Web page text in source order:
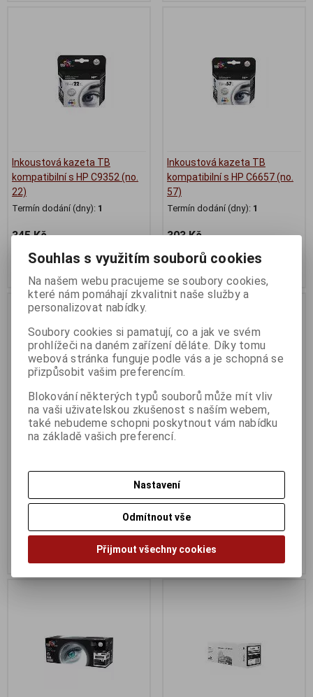
Inkoustová kazeta TB
kompatibilní s HP C9352 (no.
22)
Termín dodání (dny): 1
345 Kč
Koupit
Inkoustová kazeta TB
kompatibilní s HP C6657 (no.
57)
Termín dodání (dny): 1
303 Kč
210 Kč (bez DPH:)
Koupit
Termín dodání (dny):
363 Kč
300 Kč (bez DPH:)
Souhlas s využitím souborů cookies
Na našem webu pracujeme se soubory cookies,
které nám pomáhají zkvalitnit naše služby a
personalizovat nabídky.
Soubory cookies si pamatují, co a jak ve svém
prohlížeči na daném zařízení děláte. Díky tomu
webová stránka funguje podle vás a je schopná se
přizpůsobit vašim preferencím.
Blokování některých typů souborů může mít vliv
na vaši uživatelskou zkušenost s naším webem,
také nebudeme schopni poskytnout vám nabídku
na základě vašich preferencí.
Nastavení
Odmítnout vše
Přijmout všechny cookies